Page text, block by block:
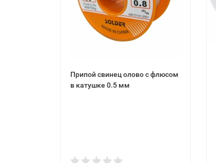
Припой свинец олово с флюсом
в катушке 0.5 мм